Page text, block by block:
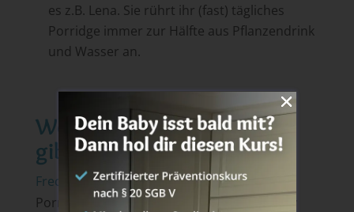
es z.B. Lena. Sie rührt ihr (fast) tägliches
Porridge immer zur Hälfte aus Pflanzendrink
und Wasser an.
Welches Porridge für Babys
gibt es von Freche Freunde?
Freche Freundehat zwei leckere
Porridgesorten im Sortiment und dein Baby